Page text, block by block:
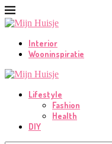
Interior
Wooninspiratie
Lifestyle
Fashion
Health
DIY